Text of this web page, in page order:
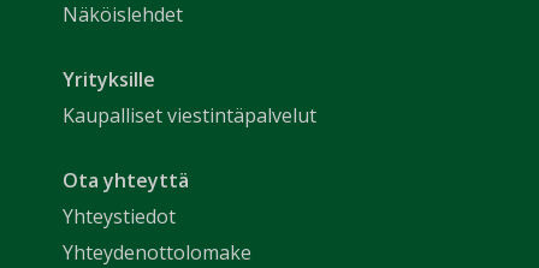
Näköislehdet
Yrityksille
Kaupalliset viestintäpalvelut
Ota yhteyttä
Yhteystiedot
Yhteydenottolomake